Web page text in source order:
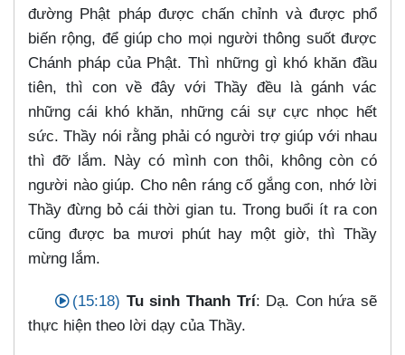
đường Phật pháp được chấn chỉnh và được phổ
biến rộng, để giúp cho mọi người thông suốt được
Chánh pháp của Phật. Thì những gì khó khăn đầu
tiên, thì con về đây với Thầy đều là gánh vác
những cái khó khăn, những cái sự cực nhọc hết
sức. Thầy nói rằng phải có người trợ giúp với nhau
thì đỡ lắm. Này có mình con thôi, không còn có
người nào giúp. Cho nên ráng cố gắng con, nhớ lời
Thầy đừng bỏ cái thời gian tu. Trong buổi ít ra con
cũng được ba mươi phút hay một giờ, thì Thầy
mừng lắm.
(15:18) Tu sinh Thanh Trí: Dạ. Con hứa sẽ
thực hiện theo lời dạy của Thầy.